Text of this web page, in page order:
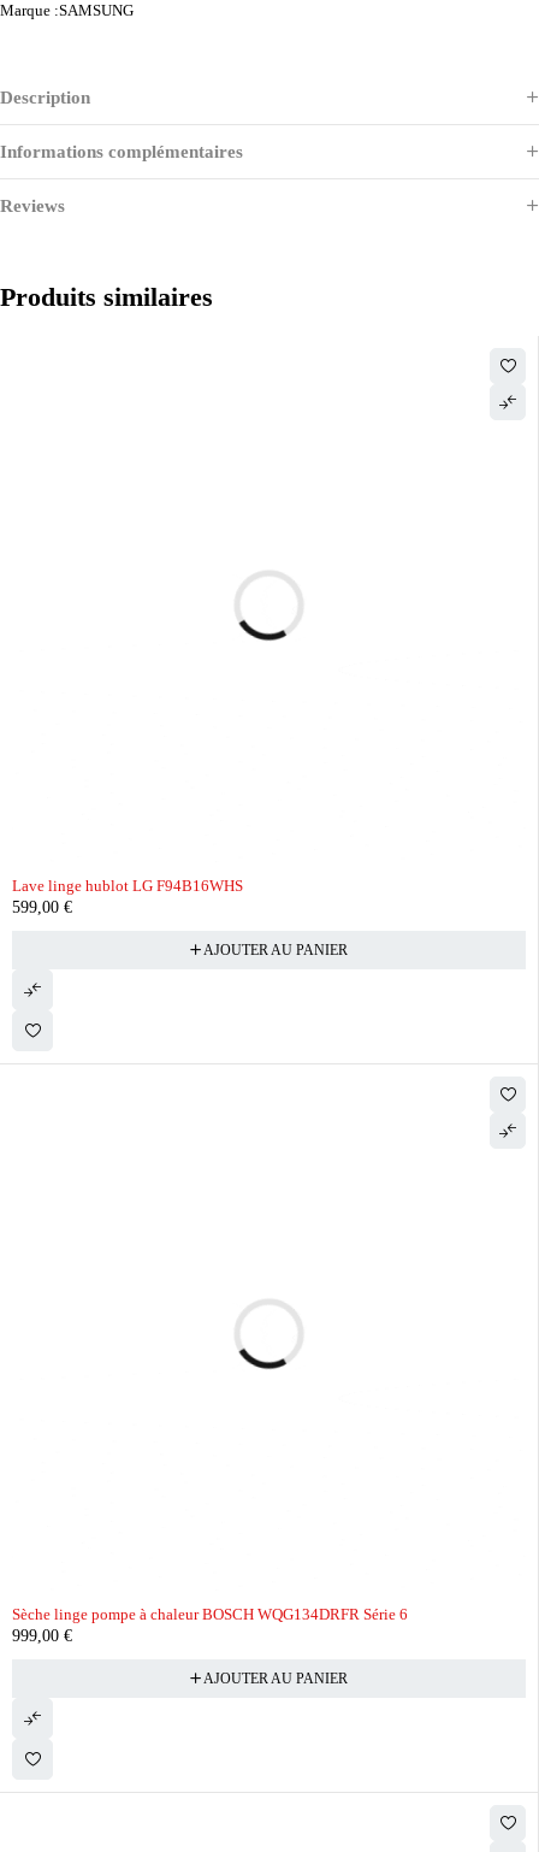
Marque :SAMSUNG
Description
Informations complémentaires
Reviews
Produits similaires
Lave linge hublot LG F94B16WHS
599,00 €
AJOUTER AU PANIER
Sèche linge pompe à chaleur BOSCH WQG134DRFR Série 6
999,00 €
AJOUTER AU PANIER